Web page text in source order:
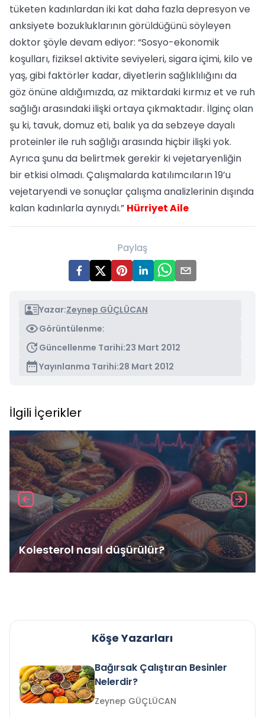
tüketen kadınlardan iki kat daha fazla depresyon ve
anksiyete bozukluklarının görüldüğünü söyleyen
doktor şöyle devam ediyor: “Sosyo-ekonomik
koşulları, fiziksel aktivite seviyeleri, sigara içimi, kilo ve
yaş, gibi faktörler kadar, diyetlerin sağlıklılığını da
göz önüne aldığımızda, az miktardaki kırmız et ve ruh
sağlığı arasındaki ilişki ortaya çıkmaktadır. İlginç olan
şu ki, tavuk, domuz eti, balık ya da sebzeye dayalı
proteinler ile ruh sağlığı arasında hiçbir ilişki yok.
Ayrıca şunu da belirtmek gerekir ki vejetaryenliğin
bir etkisi olmadı. Çalışmalarda katılımcıların 19’u
vejetaryendi ve sonuçlar çalışma analizlerinin dışında
kalan kadınlarla aynıydı.” Hürriyet Aile
Paylaş
Yazar:Zeynep GÜÇLÜCAN
Görüntülenme:
Güncellenme Tarihi:23 Mart 2012
Yayınlanma Tarihi:28 Mart 2012
İlgili İçerikler
Kolesterol nasıl düşürülür?
Köşe Yazarları
Bağırsak Çalıştıran Besinler
Nelerdir?
Zeynep GÜÇLÜCAN